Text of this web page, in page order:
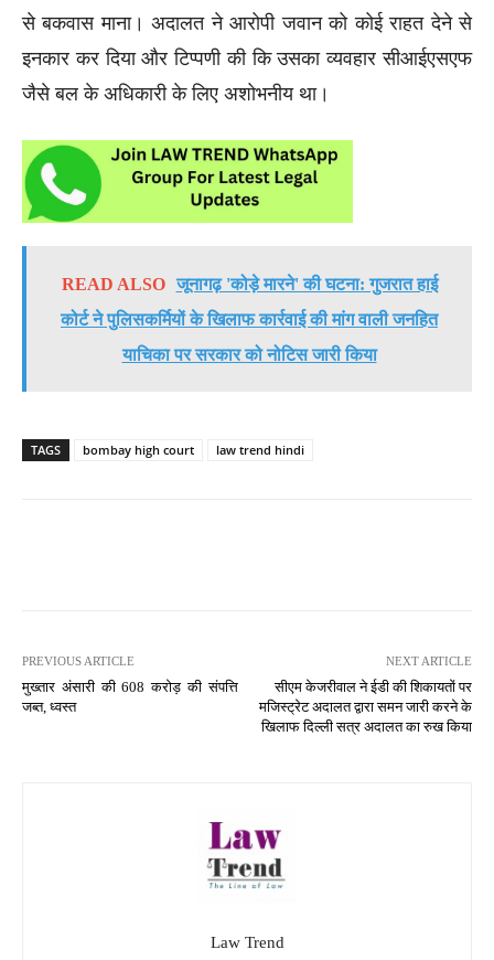
से बकवास माना। अदालत ने आरोपी जवान को कोई राहत देने से
इनकार कर दिया और टिप्पणी की कि उसका व्यवहार सीआईएसएफ
जैसे बल के अधिकारी के लिए अशोभनीय था।
READ ALSO जूनागढ़ 'कोड़े मारने' की घटना: गुजरात हाई
कोर्ट ने पुलिसकर्मियों के खिलाफ कार्रवाई की मांग वाली जनहित
याचिका पर सरकार को नोटिस जारी किया
TAGS bombay high court law trend hindi
PREVIOUS ARTICLE
मुख्तार अंसारी की 608 करोड़ की संपत्ति
जब्त, ध्वस्त
NEXT ARTICLE
सीएम केजरीवाल ने ईडी की शिकायतों पर
मजिस्ट्रेट अदालत द्वारा समन जारी करने के
खिलाफ दिल्ली सत्र अदालत का रुख किया
Law Trend